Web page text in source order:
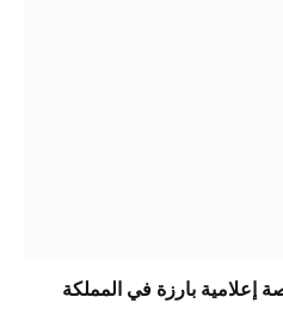
إعلامية بارزة في المملكة